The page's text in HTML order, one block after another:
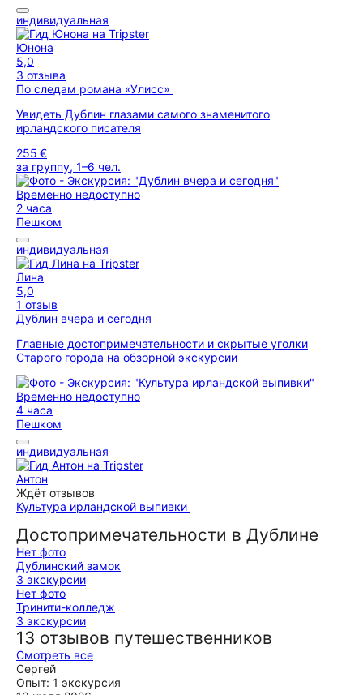
индивидуальная
Юнона
5,0
3 отзыва
По следам романа «Улисс»
Увидеть Дублин глазами самого знаменитого
ирландского писателя
255 €
за группу, 1–6 чел.
Временно недоступно
2 часа
Пешком
индивидуальная
Лина
5,0
1 отзыв
Дублин вчера и сегодня
Главные достопримечательности и скрытые уголки
Старого города на обзорной экскурсии
Временно недоступно
4 часа
Пешком
индивидуальная
Антон
Ждёт отзывов
Культура ирландской выпивки
Достопримечательности в Дублине
Нет фото
Дублинский замок
3 экскурсии
Нет фото
Тринити-колледж
3 экскурсии
13 отзывов путешественников
Смотреть все
Сергей
Опыт: 1 экскурсия